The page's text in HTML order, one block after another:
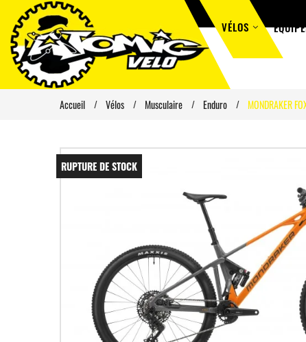
VÉLOS
Accueil Vélos Musculaire Enduro MONDRAKER
RUPTURE DE STOCK